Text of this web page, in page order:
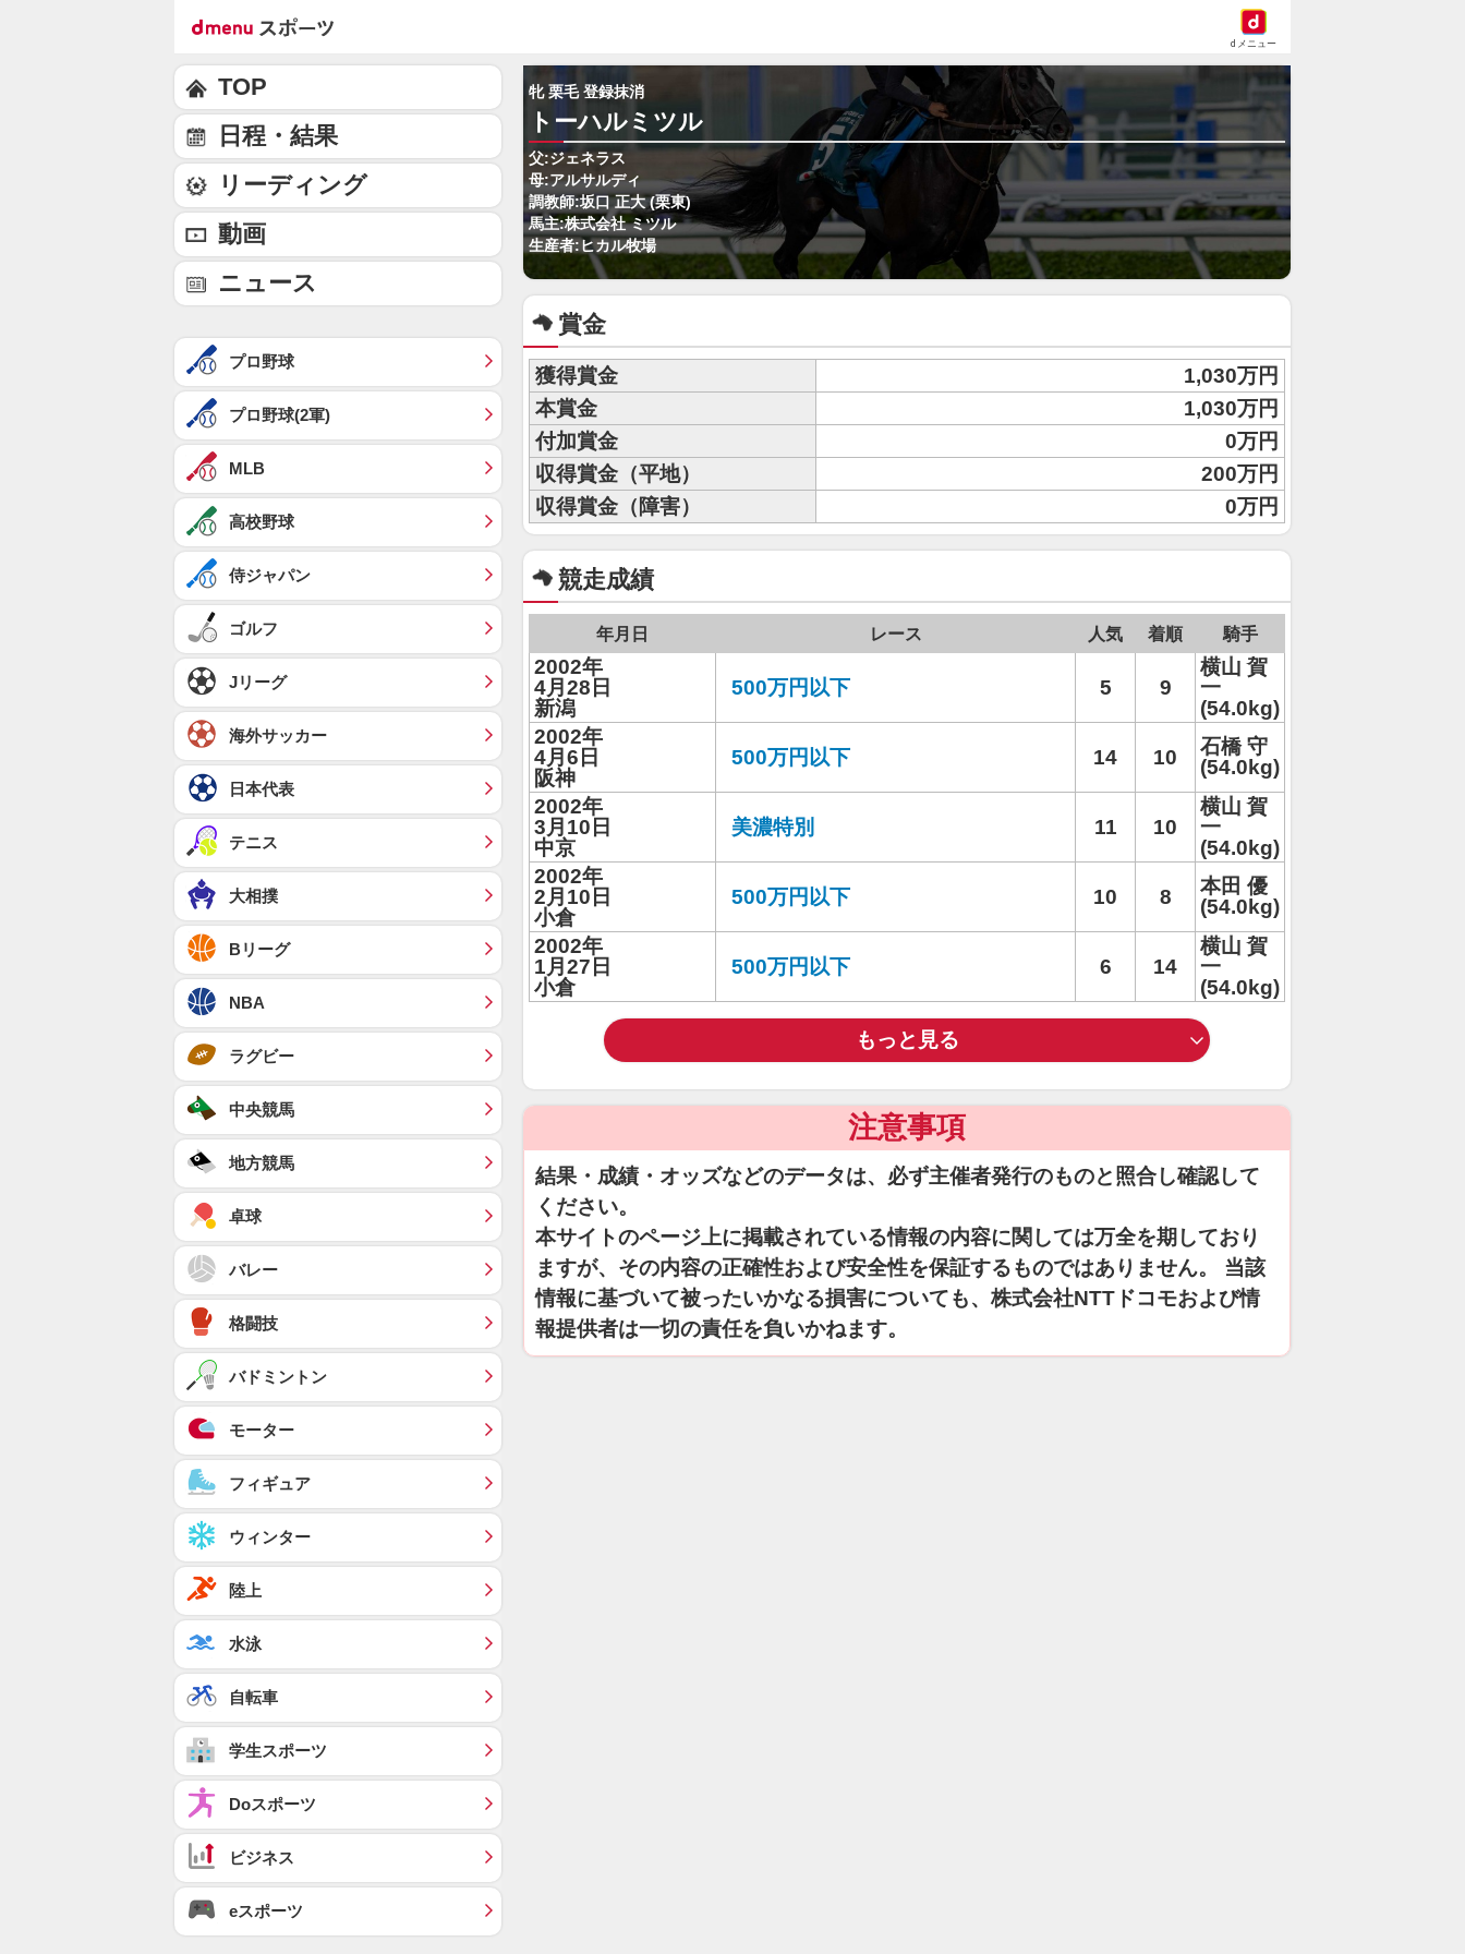
dメニュー
牝 栗毛 登録抹消
トーハルミツル
父:ジェネラス
母:アルサルディ
調教師:坂口 正大 (栗東)
馬主:株式会社 ミツル
生産者:ヒカル牧場
賞金
獲得賞金
1,030万円
本賞金
1,030万円
付加賞金
0万円
収得賞金（平地）
200万円
収得賞金（障害）
0万円
競走成績
年月日 レース 人気 着順 騎手
2002年
4月28日
新潟
500万円以下 5 9
横山 賀
一
(54.0kg)
2002年
4月6日
阪神
500万円以下 14 10
石橋 守
(54.0kg)
2002年
3月10日
中京
美濃特別 11 10
横山 賀
一
(54.0kg)
2002年
2月10日
小倉
500万円以下 10 8
本田 優
(54.0kg)
2002年
1月27日
小倉
500万円以下 6 14
横山 賀
一
(54.0kg)
もっと見る
注意事項
結果・成績・オッズなどのデータは、必ず主催者発行のものと照合し確認して
ください。
本サイトのページ上に掲載されている情報の内容に関しては万全を期しており
ますが、その内容の正確性および安全性を保証するものではありません。 当該
情報に基づいて被ったいかなる損害についても、株式会社NTTドコモおよび情
報提供者は一切の責任を負いかねます。
TOP
日程・結果
リーディング
動画
ニュース
プロ野球
プロ野球(2軍)
MLB
高校野球
侍ジャパン
ゴルフ
Jリーグ
海外サッカー
日本代表
テニス
大相撲
Bリーグ
NBA
ラグビー
中央競馬
地方競馬
卓球
バレー
格闘技
バドミントン
モーター
フィギュア
ウィンター
陸上
水泳
自転車
学生スポーツ
Doスポーツ
ビジネス
eスポーツ